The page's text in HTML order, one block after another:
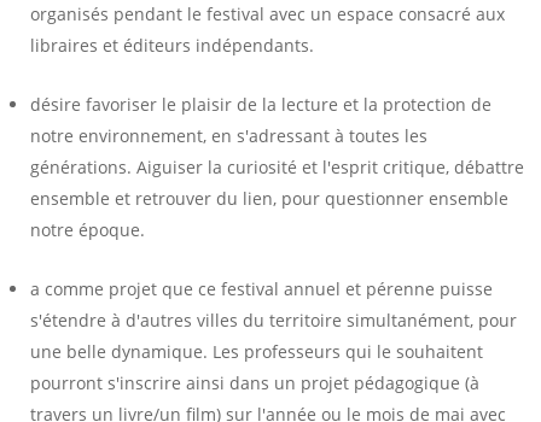
organisés pendant le festival avec un espace consacré aux
libraires et éditeurs indépendants.
désire favoriser le plaisir de la lecture et la protection de
notre environnement, en s'adressant à toutes les
générations. Aiguiser la curiosité et l'esprit critique, débattre
ensemble et retrouver du lien, pour questionner ensemble
notre époque.
a comme projet que ce festival annuel et pérenne puisse
s'étendre à d'autres villes du territoire simultanément, pour
une belle dynamique. Les professeurs qui le souhaitent
pourront s'inscrire ainsi dans un projet pédagogique (à
travers un livre/un film) sur l'année ou le mois de mai avec